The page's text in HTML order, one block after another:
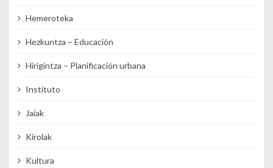
Hemeroteka
Hezkuntza – Educación
Hirigintza – Planificación urbana
Instituto
Jaiak
Kirolak
Kultura